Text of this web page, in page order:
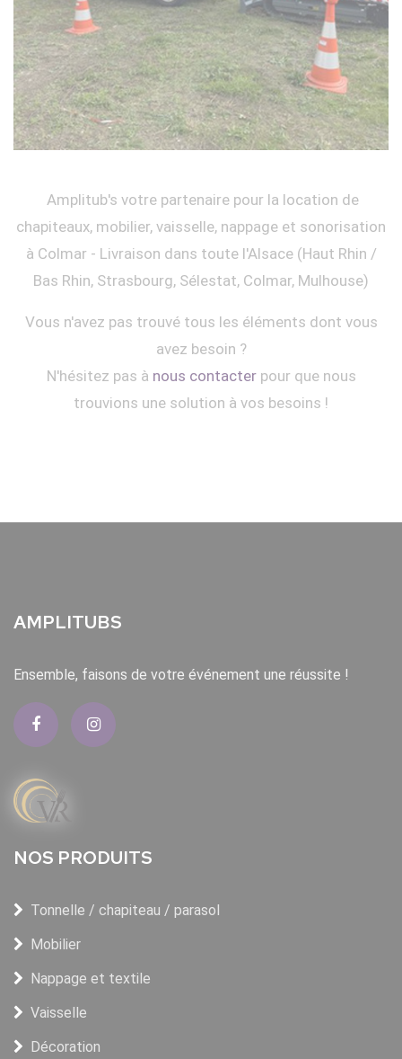
Amplitub's votre partenaire pour la location de
chapiteaux, mobilier, vaisselle, nappage et sonorisation
à Colmar - Livraison dans toute l'Alsace (Haut Rhin /
Bas Rhin, Strasbourg, Sélestat, Colmar, Mulhouse)
Vous n'avez pas trouvé tous les éléments dont vous
avez besoin ?
N'hésitez pas à nous contacterpour que nous
trouvions une solution à vos besoins !
AMPLITUBS
Ensemble, faisons de votre événement une réussite !
NOS PRODUITS
Tonnelle / chapiteau / parasol
Mobilier
Nappage et textile
Vaisselle
Décoration